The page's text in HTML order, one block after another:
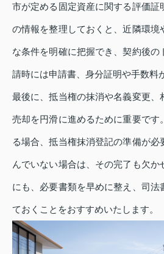
市が定める固定資産に関する評価証
の情報を整理しておくと、近隣環境
な条件を明確に把握でき、契約後の
請時には申請書、身分証明や手数料
最後に、抵当権の抹消や名義変更、
売却を円滑に進めるために重要です
る場合、抵当権抹消登記の準備が必
んでいない場合は、その完了も欠か
にも、必要書類を早めに整え、司法
ておくことをおすすめいたします。